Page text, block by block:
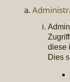
diese
Dies